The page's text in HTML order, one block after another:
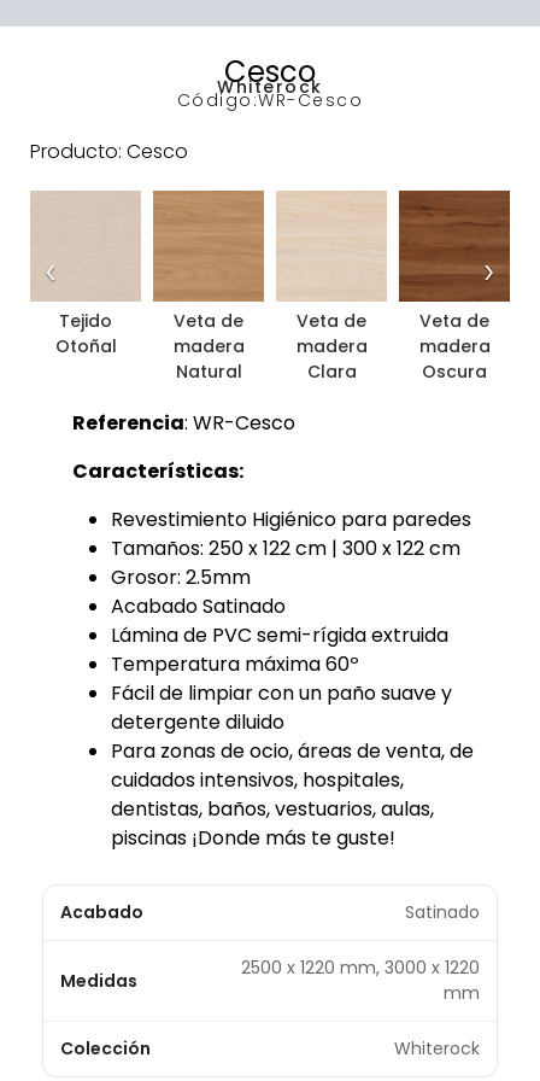
Cesco
Whiterock
Código:WR-Cesco
Producto: Cesco
Tejido
Otoñal
Veta de
madera
Natural
Veta de
madera
Clara
Veta de
madera
Oscura
‹ ›
Referencia: WR-Cesco
Características:
Revestimiento Higiénico para paredes
Tamaños: 250 x 122 cm | 300 x 122 cm
Grosor: 2.5mm
Acabado Satinado
Lámina de PVC semi-rígida extruida
Temperatura máxima 60º
Fácil de limpiar con un paño suave y
detergente diluido
Para zonas de ocio, áreas de venta, de
cuidados intensivos, hospitales,
dentistas, baños, vestuarios, aulas,
piscinas ¡Donde más te guste!
Acabado Satinado
Medidas
2500 x 1220 mm, 3000 x 1220
mm
Colección Whiterock